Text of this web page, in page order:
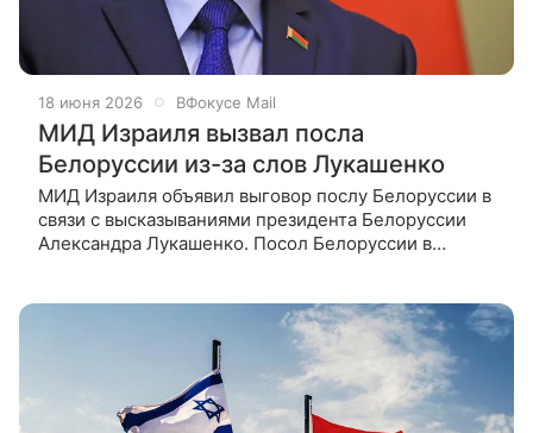
18 июня 2026 ВФокусе Mail
МИД Израиля вызвал посла
Белоруссии из-за слов Лукашенко
МИД Израиля объявил выговор послу Белоруссии в
связи с высказываниями президента Белоруссии
Александра Лукашенко. Посол Белоруссии в